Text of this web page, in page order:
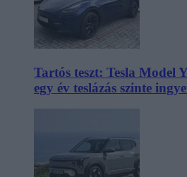
Tartós teszt: Tesla Model
egy év teslázás szinte